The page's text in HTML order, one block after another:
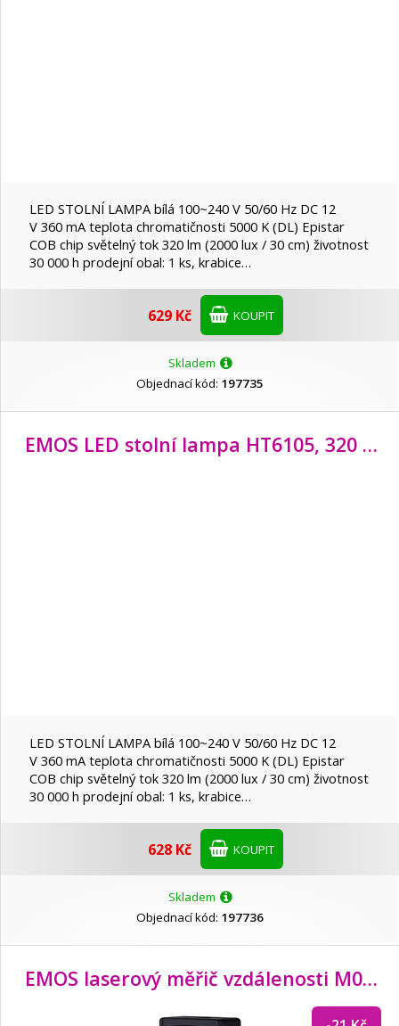
LED STOLNÍ LAMPA bílá 100~240 V 50/60 Hz DC 12
V 360 mA teplota chromatičnosti 5000 K (DL) Epistar
COB chip světelný tok 320 lm (2000 lux / 30 cm) životnost
30 000 h prodejní obal: 1 ks, krabice…
629 Kč KOUPIT
Skladem
Objednací kód: 197735
EMOS LED stolní lampa HT6105, 320 lm, černá
LED STOLNÍ LAMPA bílá 100~240 V 50/60 Hz DC 12
V 360 mA teplota chromatičnosti 5000 K (DL) Epistar
COB chip světelný tok 320 lm (2000 lux / 30 cm) životnost
30 000 h prodejní obal: 1 ks, krabice…
628 Kč KOUPIT
Skladem
Objednací kód: 197736
EMOS laserový měřič vzdálenosti M0502